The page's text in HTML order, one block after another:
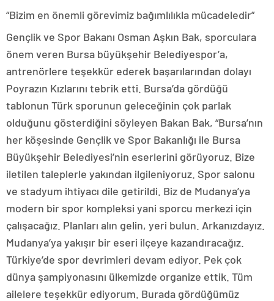
“Bizim en önemli görevimiz bağımlılıkla mücadeledir”
Gençlik ve Spor Bakanı Osman Aşkın Bak, sporculara
önem veren Bursa büyükşehir Belediyespor’a,
antrenörlere teşekkür ederek başarılarından dolayı
Poyrazın Kızlarını tebrik etti. Bursa’da gördüğü
tablonun Türk sporunun geleceğinin çok parlak
olduğunu gösterdiğini söyleyen Bakan Bak, “Bursa’nın
her köşesinde Gençlik ve Spor Bakanlığı ile Bursa
Büyükşehir Belediyesi’nin eserlerini görüyoruz. Bize
iletilen taleplerle yakından ilgileniyoruz. Spor salonu
ve stadyum ihtiyacı dile getirildi. Biz de Mudanya’ya
modern bir spor kompleksi yani sporcu merkezi için
çalışacağız. Planları alın gelin, yeri bulun. Arkanızdayız.
Mudanya’ya yakışır bir eseri ilçeye kazandıracağız.
Türkiye’de spor devrimleri devam ediyor. Pek çok
dünya şampiyonasını ülkemizde organize ettik. Tüm
ailelere teşekkür ediyorum. Burada gördüğümüz